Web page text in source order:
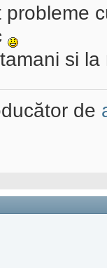
si la
de